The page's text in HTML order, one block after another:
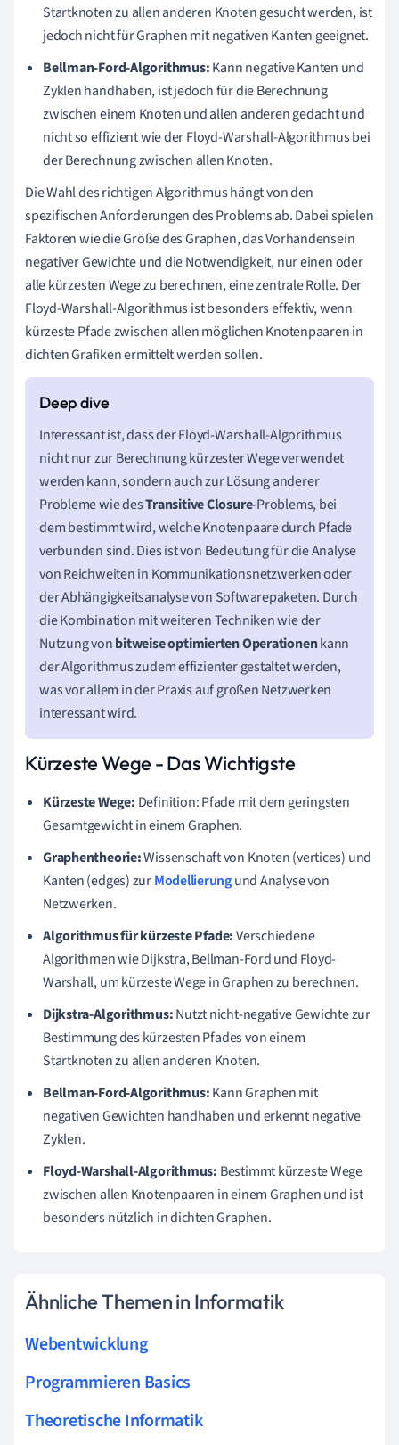
Startknoten zu allen anderen Knoten gesucht werden, ist
jedoch nicht für Graphen mit negativen Kanten geeignet.
Bellman-Ford-Algorithmus:Kann negative Kanten und
Zyklen handhaben, ist jedoch für die Berechnung
zwischen einem Knoten und allen anderen gedacht und
nicht so effizient wie der Floyd-Warshall-Algorithmus bei
der Berechnung zwischen allen Knoten.
Die Wahl des richtigen Algorithmus hängt von den
spezifischen Anforderungen des Problems ab. Dabei spielen
Faktoren wie die Größe des Graphen, das Vorhandensein
negativer Gewichte und die Notwendigkeit, nur einen oder
alle kürzesten Wege zu berechnen, eine zentrale Rolle. Der
Floyd-Warshall-Algorithmus ist besonders effektiv, wenn
kürzeste Pfade zwischen allen möglichen Knotenpaaren in
dichten Grafiken ermittelt werden sollen.
Interessant ist, dass der Floyd-Warshall-Algorithmus
nicht nur zur Berechnung kürzester Wege verwendet
werden kann, sondern auch zur Lösung anderer
Probleme wie desTransitive Closure-Problems, bei
dem bestimmt wird, welche Knotenpaare durch Pfade
verbunden sind. Dies ist von Bedeutung für die Analyse
von Reichweiten in Kommunikationsnetzwerken oder
der Abhängigkeitsanalyse von Softwarepaketen. Durch
die Kombination mit weiteren Techniken wie der
Nutzung vonbitweise optimierten Operationenkann
der Algorithmus zudem effizienter gestaltet werden,
was vor allem in der Praxis auf großen Netzwerken
interessant wird.
Kürzeste Wege - Das Wichtigste
Kürzeste Wege: Definition: Pfade mit dem geringsten
Gesamtgewicht in einem Graphen.
Graphentheorie:Wissenschaft von Knoten (vertices) und
Kanten (edges) zurModellierungund Analyse von
Netzwerken.
Algorithmus für kürzeste Pfade:Verschiedene
Algorithmen wie Dijkstra, Bellman-Ford und Floyd-
Warshall, um kürzeste Wege in Graphen zu berechnen.
Dijkstra-Algorithmus:Nutzt nicht-negative Gewichte zur
Bestimmung des kürzesten Pfades von einem
Startknoten zu allen anderen Knoten.
Bellman-Ford-Algorithmus:Kann Graphen mit
negativen Gewichten handhaben und erkennt negative
Zyklen.
Floyd-Warshall-Algorithmus: Bestimmt kürzeste Wege
zwischen allen Knotenpaaren in einem Graphen und ist
besonders nützlich in dichten Graphen.
Ähnliche Themen in Informatik
Webentwicklung
Programmieren Basics
Theoretische Informatik